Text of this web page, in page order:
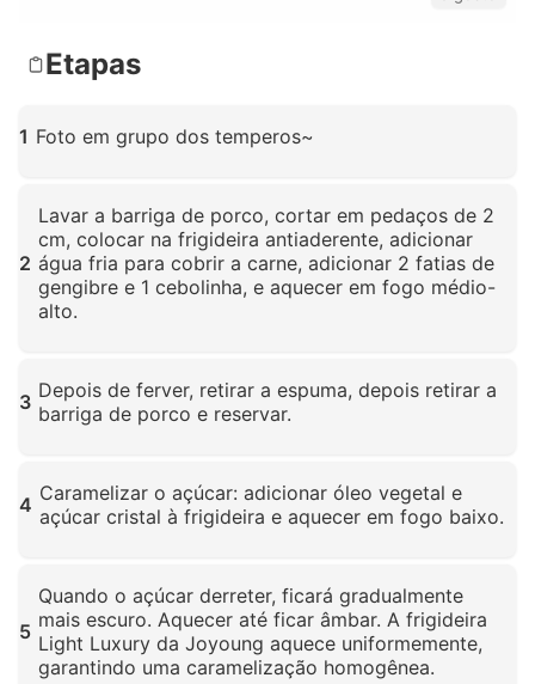
Etapas
1 Foto em grupo dos temperos~
2
Lavar a barriga de porco, cortar em pedaços de 2
cm, colocar na frigideira antiaderente, adicionar
água fria para cobrir a carne, adicionar 2 fatias de
gengibre e 1 cebolinha, e aquecer em fogo médio-
alto.
3 Depois de ferver, retirar a espuma, depois retirar a
barriga de porco e reservar.
4 Caramelizar o açúcar: adicionar óleo vegetal e
açúcar cristal à frigideira e aquecer em fogo baixo.
5
Quando o açúcar derreter, ficará gradualmente
mais escuro. Aquecer até ficar âmbar. A frigideira
Light Luxury da Joyoung aquece uniformemente,
garantindo uma caramelização homogênea.